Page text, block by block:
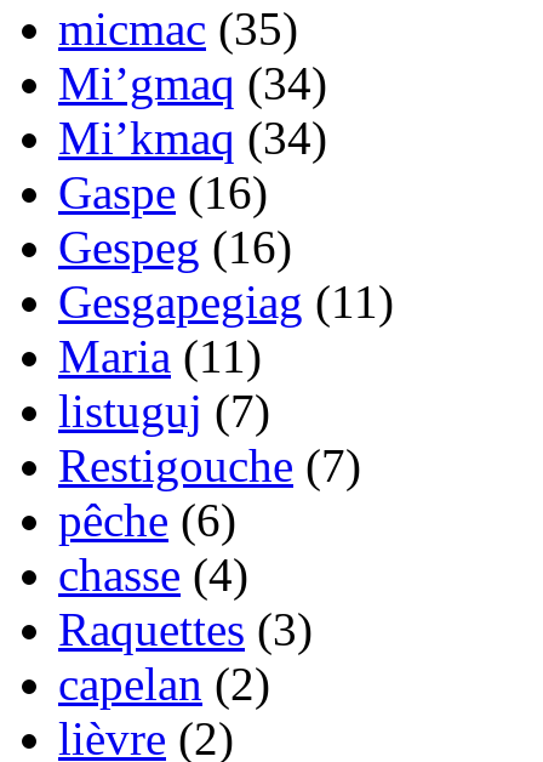
micmac (35)
Mi’gmaq (34)
Mi’kmaq (34)
Gaspe (16)
Gespeg (16)
Gesgapegiag (11)
Maria (11)
listuguj (7)
Restigouche (7)
pêche (6)
chasse (4)
Raquettes (3)
capelan (2)
lièvre (2)